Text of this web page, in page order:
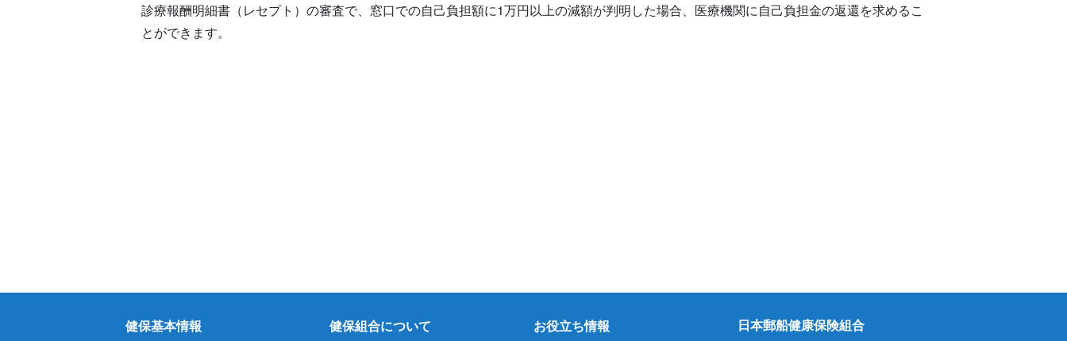
診療報酬明細書（レセプト）の審査で、窓口での自己負担額に1万円以上の減額が判明した場合、医療機関に自己負担金の返還を求めるこ
とができます。
健保基本情報 健保組合について お役立ち情報 日本郵船健康保険組合